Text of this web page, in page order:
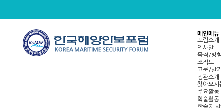
메인메뉴
포럼소개
인사말
목적/방
조직도
고문/발
정관소개
찾아오시
주요활동
학술활동
학술지